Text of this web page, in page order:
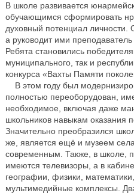
В школе развивается
обучающимся сформировать
духовный потенциал личности.
а руководит ими
Ребята становились
муниципального, так и
конкурса «Вахты Памяти
В этом году был
полностью переоборудован,
необходимое, включая даже
школьников навыкам оказания
Значительно преобразился
же, является ещё и музеем
современным. Также, в школе,
имеются телевизоры, а в
географии, физики,
мультимедийные комплексы.